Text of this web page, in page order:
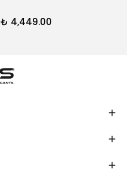
₺ 4,449.00